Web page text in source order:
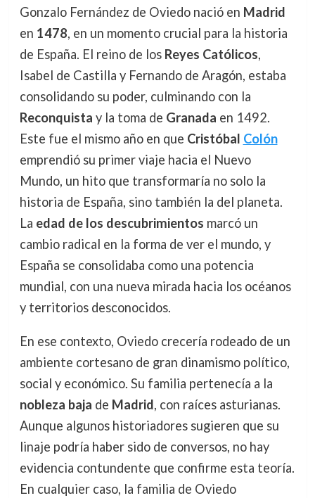
Gonzalo Fernández de Oviedo nació en Madrid
en 1478, en un momento crucial para la historia
de España. El reino de los Reyes Católicos,
Isabel de Castilla y Fernando de Aragón, estaba
consolidando su poder, culminando con la
Reconquista y la toma de Granada en 1492.
Este fue el mismo año en que Cristóbal Colón
emprendió su primer viaje hacia el Nuevo
Mundo, un hito que transformaría no solo la
historia de España, sino también la del planeta.
La edad de los descubrimientos marcó un
cambio radical en la forma de ver el mundo, y
España se consolidaba como una potencia
mundial, con una nueva mirada hacia los océanos
y territorios desconocidos.
En ese contexto, Oviedo crecería rodeado de un
ambiente cortesano de gran dinamismo político,
social y económico. Su familia pertenecía a la
nobleza baja de Madrid, con raíces asturianas.
Aunque algunos historiadores sugieren que su
linaje podría haber sido de conversos, no hay
evidencia contundente que confirme esta teoría.
En cualquier caso, la familia de Oviedo